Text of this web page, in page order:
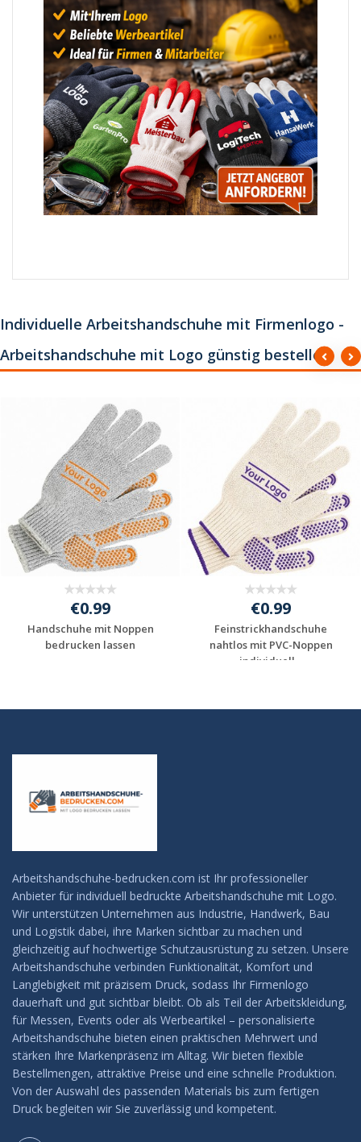
Individuelle Arbeitshandschuhe mit Firmenlogo -
Arbeitshandschuhe mit Logo günstig bestellen
€0.99
Handschuhe mit Noppen
bedrucken lassen
€0.99
Feinstrickhandschuhe
nahtlos mit PVC-Noppen
individuell...
Arbeitshandschuhe-bedrucken.com ist Ihr professioneller
Anbieter für individuell bedruckte Arbeitshandschuhe mit Logo.
Wir unterstützen Unternehmen aus Industrie, Handwerk, Bau
und Logistik dabei, ihre Marken sichtbar zu machen und
gleichzeitig auf hochwertige Schutzausrüstung zu setzen. Unsere
Arbeitshandschuhe verbinden Funktionalität, Komfort und
Langlebigkeit mit präzisem Druck, sodass Ihr Firmenlogo
dauerhaft und gut sichtbar bleibt. Ob als Teil der Arbeitskleidung,
für Messen, Events oder als Werbeartikel – personalisierte
Arbeitshandschuhe bieten einen praktischen Mehrwert und
stärken Ihre Markenpräsenz im Alltag. Wir bieten flexible
Bestellmengen, attraktive Preise und eine schnelle Produktion.
Von der Auswahl des passenden Materials bis zum fertigen
Druck begleiten wir Sie zuverlässig und kompetent.